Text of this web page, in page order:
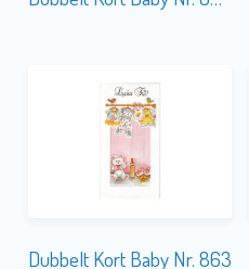
Dubbelt Kort Baby Nr. 863